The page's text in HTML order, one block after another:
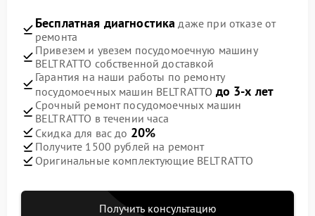
Бесплатная диагностика даже при отказе от
ремонта
Привезем и увезем посудомоечную машину
BELTRATTO собственной доставкой
Гарантия на наши работы по ремонту
посудомоечных машин BELTRATTO до 3-х лет
Срочный ремонт посудомоечных машин
BELTRATTO в течении часа
Скидка для вас до 20%
Получите 1500 рублей на ремонт
Оригинальные комплектующие BELTRATTO
Получить консультацию